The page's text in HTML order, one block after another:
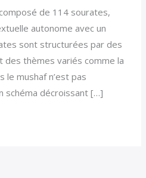
de 114 sourates,
autonome avec un
sont structurées par des
thèmes variés comme la
le mushaf n’est pas
schéma décroissant […]